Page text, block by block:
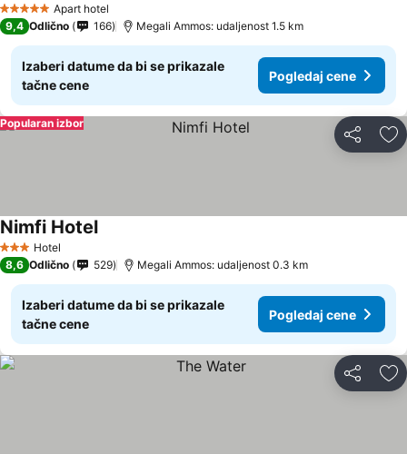
5 ZvezdiceApart hotel
9,4 Odlično 166 Megali Ammos: udaljenost 1.5 km
Izaberi datume da bi se prikazale
tačne cene
Pogledaj cene
Deli
Popularan izbor
3 Zvezdice
Hotel
Nimfi Hotel
8,6 Odlično 529 Megali Ammos: udaljenost 0.3 km
Izaberi datume da bi se prikazale
tačne cene
Pogledaj cene
Deli